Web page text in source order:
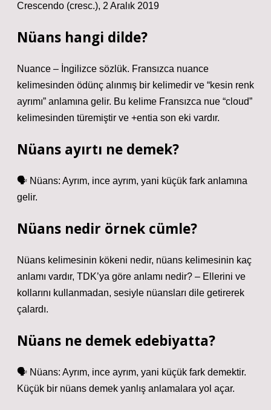
Crescendo (cresc.), 2 Aralık 2019
Nüans hangi dilde?
Nuance – İngilizce sözlük. Fransızca nuance
kelimesinden ödünç alınmış bir kelimedir ve “kesin renk
ayrımı” anlamına gelir. Bu kelime Fransızca nue “cloud”
kelimesinden türemiştir ve +entia son eki vardır.
Nüans ayırtı ne demek?
🗣 Nüans: Ayrım, ince ayrım, yani küçük fark anlamına
gelir.
Nüans nedir örnek cümle?
Nüans kelimesinin kökeni nedir, nüans kelimesinin kaç
anlamı vardır, TDK’ya göre anlamı nedir? – Ellerini ve
kollarını kullanmadan, sesiyle nüansları dile getirerek
çalardı.
Nüans ne demek edebiyatta?
🗣 Nüans: Ayrım, ince ayrım, yani küçük fark demektir.
Küçük bir nüans demek yanlış anlamalara yol açar.